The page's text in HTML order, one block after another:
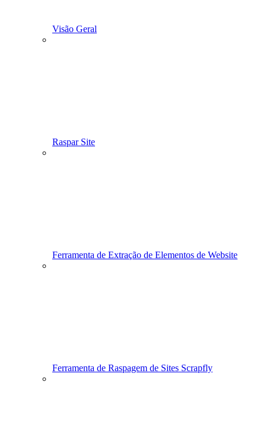
Visão Geral
Raspar Site
Ferramenta de Extração de Elementos de Website
Ferramenta de Raspagem de Sites Scrapfly